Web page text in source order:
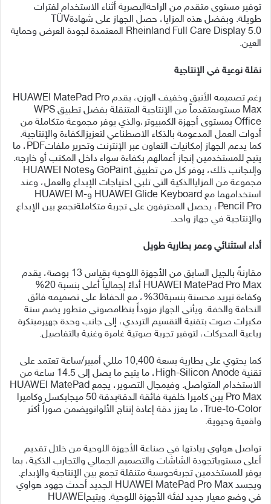
توفير مستوى متقدم من الراحةالبصرية أثناء الاستخدام لفترات
طويلة. وبفضل هذه المزايا، حصل الجهاز على شهادةTÜV
Rheinland Full Care Display 5.0 المعتمدة لجودة العرض وحماية
العين.
نقلة نوعية في الإنتاجية
رغم تصميمه الأنيق وخفيف الوزن، يقدم HUAWEI MatePad Pro
Max مستوىمتقدماً من الإنتاجية المتنقلة بفضل تطبيق WPS
Office بمستوى أجهزة الكمبيوتر،والذي يوفر مجموعة متكاملة من
أدوات العمل المدعومة بالذكاء الاصطناعي لتعزيزالكفاءة والإنتاجية.
كما يدعم الجهاز إمكانيات التعاون عبر الإنترنت وتحرير ملفاتPDF، ما
يتيح للمستخدمين إنجاز أعمالهم بكفاءة سواء داخل المكتب أو خارجه.
وإلىجانب ذلك، يوفر كل من تطبيق GoPaint وHUAWEI Notes
مجموعة من المزاياالذكية التي تلبي احتياجات الإبداع والعمل، وعند
استخدامهما مع HUAWEI Glide Keyboard وHUAWEI M-
Pencil Pro، يحصل المحترفون على تجربة متكاملةتجمع بين الإبداع
والإنتاجية في جهاز واحد.
أداء استثنائي وعمر بطارية طويل
مقارنةً بالجيل السابق من الأجهزة اللوحية بقياس 13 بوصة، يقدم
HUAWEI MatePad Pro Max أداءً إجمالياً أعلى بنسبة 20%
وكفاءة تبريد محسنة بنسبة30%، مع الحفاظ على تصميمه فائق
النحافة والخفة. ويأتي الجهاز مزوداً بنظامصوتي متطور يضم ستة
مكبرات صوت بتقنية التقسيم الترددي، إلى جانب وحدة جهيرمبتكرة
رباعية المحركات، لتوفير تجربة صوتية غامرة وغنية بالتفاصيل.
كما يحتوي على بطارية بسعة 10,400 مللي أمبير/ساعة تعتمد على
تقنية High-Silicon Anode، ما يتيح ما يصل إلى 14.5 ساعة من
الاستخدام المتواصل. وفيمجال التصوير، يجمع HUAWEI MatePad
Pro Max بين كاميرا خلفية فائقة الدقةبدقة 50 ميجابكسل وكاميرا
True-to-Color، ما يعزز دقة إعادة إنتاج الألوانويضمن صوراً أكثر
واقعية وحيوية.
تواصل هواوي ريادتها في صناعة الأجهزة اللوحية من خلال تقديم
أعلى مستوياتجودة الشاشات والتصميم الجمالي والتجارب الذكية، بما
يوفر للمستخدمين تجربةحوسبة متنقلة تجمع بين الإنتاجية والإبداع.
ويجسد HUAWEI MatePad Pro Max الجديد أحدث جهود هواوي
في وضع معيار جديد لفئة الأجهزة اللوحية. ويتيحHUAWEI